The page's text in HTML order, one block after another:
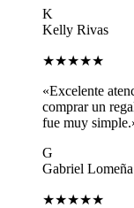
K
Kelly Rivas
★★★★★
«Excelente
comprar un
fue muy
G
Gabriel Lomeña
★★★★★